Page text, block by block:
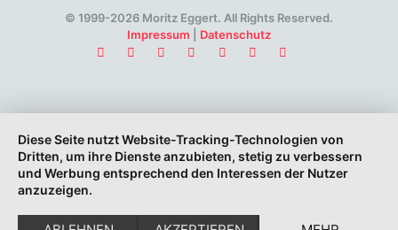
© 1999-2026 Moritz Eggert. All Rights Reserved.
Impressum
Datenschutz
Diese Seite nutzt Website-Tracking-Technologien von
Dritten, um ihre Dienste anzubieten, stetig zu verbessern
und Werbung entsprechend den Interessen der Nutzer
anzuzeigen.